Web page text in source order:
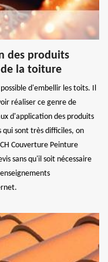
des produits
de la toiture
d'embellir les toits. Il
réaliser ce genre de
d'application des produits
qui sont très difficiles, on
Couverture Peinture
sans qu'il soit nécessaire